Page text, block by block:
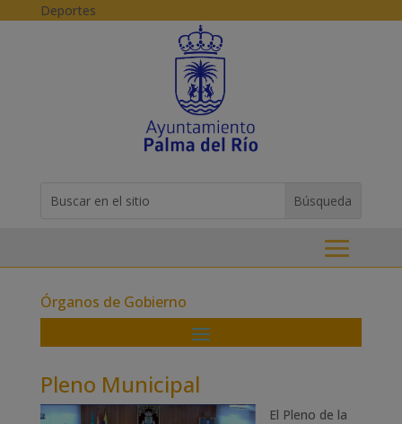
Skip to content
Deportes
for...
Órganos de Gobierno
Pleno Municipal
El Pleno de la